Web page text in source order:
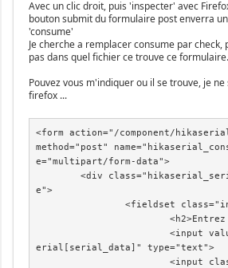
Avec un clic droit, puis 'inspecter' avec
bouton submit du formulaire post enverra
'consume'
Je cherche a remplacer consume par
pas dans quel fichier ce trouve ce formulaire.
Pouvez vous m'indiquer ou il se trouve, je
firefox ...
<form action="/component/
method="post"
e="multipart/form-data">
	<div class="hikaserial_serial_consume_pag
e">
		<fieldset class="input">
			<h2>Entrez votre code</h2>
			<input value="" name="hikas
erial[serial_data]" type="text">
			<input class="btn btn-prima